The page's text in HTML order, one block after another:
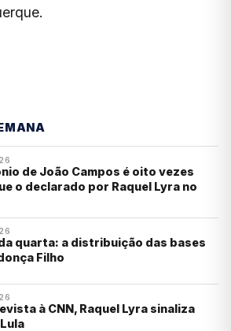
de João Campos é oito vezes
o declarado por Raquel Lyra no
quarta: a distribuição das bases
Filho
à CNN, Raquel Lyra sinaliza